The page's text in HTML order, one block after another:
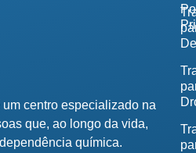
centro especializado na
que, ao longo da vida,
química.